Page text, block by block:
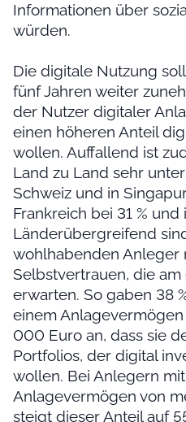
Informationen über
würden.
Die digitale Nutzung
fünf Jahren weiter
der Nutzer digitaler
einen höheren Anteil
wollen. Auffallend ist
Land zu Land sehr
Schweiz und in
Frankreich bei 31 % und
Länderübergreifend
wohlhabenden Anleger
Selbstvertrauen, die
erwarten. So gaben 38
einem
000 Euro an, dass sie
Portfolios, der digital
wollen. Bei Anlegern
Anlagevermögen von
steigt dieser Anteil auf